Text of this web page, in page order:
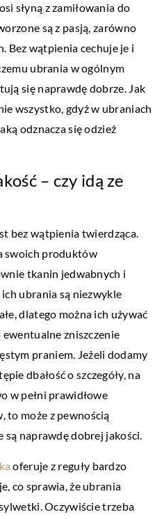
słyną z zamiłowania do
są z pasją, zarówno
Bez wątpienia cechuje je i
ubrania w ogólnym
się naprawdę dobrze. Jak
wszystko, gdyż w ubraniach
odznacza się odzież
– czy idą ze
bez wątpienia twierdząca.
swoich produktów
tkanin jedwabnych i
ubrania są niezwykle
dlatego można ich używać
ewentualne zniszczenie
praniem. Jeżeli dodamy
dbałość o szczegóły, na
w pełni prawidłowe
to może z pewnością
są naprawdę dobrej jakości.
oferuje z reguły bardzo
co sprawia, że ubrania
Oczywiście trzeba